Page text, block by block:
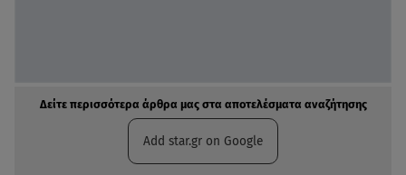
Δείτε περισσότερα άρθρα μας στα αποτελέσματα αναζήτησης
Add star.gr on Google